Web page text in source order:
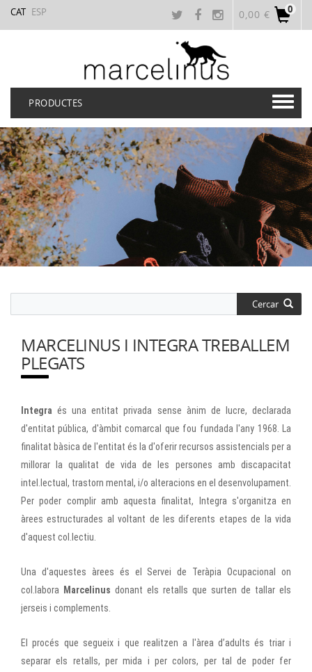
CAT ESP 0
0,00 €
PRODUCTES
Cercar
MARCELINUS I INTEGRA TREBALLEM
PLEGATS
Integra és una entitat privada sense ànim de lucre, declarada
d'entitat pública, d'àmbit comarcal que fou fundada l'any 1968. La
finalitat bàsica de l'entitat és la d'oferir recursos assistencials per a
millorar la qualitat de vida de les persones amb discapacitat
intel.lectual, trastorn mental, i/o alteracions en el desenvolupament.
Per poder complir amb aquesta finalitat, Integra s'organitza en
àrees estructurades al voltant de les diferents etapes de la vida
d'aquest col.lectiu.
Una d'aquestes àrees és el Servei de Teràpia Ocupacional on
col.labora Marcelinus donant els retalls que surten de tallar els
jerseis i complements.
El procés que segueix i que realitzen a l'àrea d’adults és triar i
separar els retalls, per mida i per colors, per tal de poder fer